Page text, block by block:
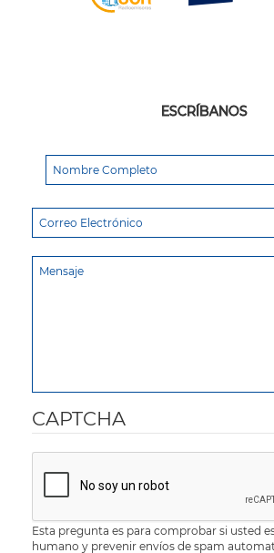
ESCRÍBANOS
CAPTCHA
Esta pregunta es para comprobar si usted
humano y prevenir envíos de spam